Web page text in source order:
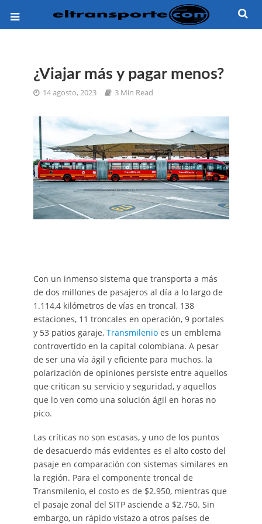
¿Viajar más y pagar menos?
14 agosto, 2023 3 Min Read
Con un inmenso sistema que transporta a más
de dos millones de pasajeros al día a lo largo de
1.114,4 kilómetros de vías en troncal, 138
estaciones, 11 troncales en operación, 9 portales
y 53 patios garaje, Transmilenioes un emblema
controvertido en la capital colombiana. A pesar
de ser una vía ágil y eficiente para muchos, la
polarización de opiniones persiste entre aquellos
que critican su servicio y seguridad, y aquellos
que lo ven como una solución ágil en horas no
pico.
Las críticas no son escasas, y uno de los puntos
de desacuerdo más evidentes es el alto costo del
pasaje en comparación con sistemas similares en
la región. Para el componente troncal de
Transmilenio, el costo es de $2.950, mientras que
el pasaje zonal del SITP asciende a $2.750. Sin
embargo, un rápido vistazo a otros países de